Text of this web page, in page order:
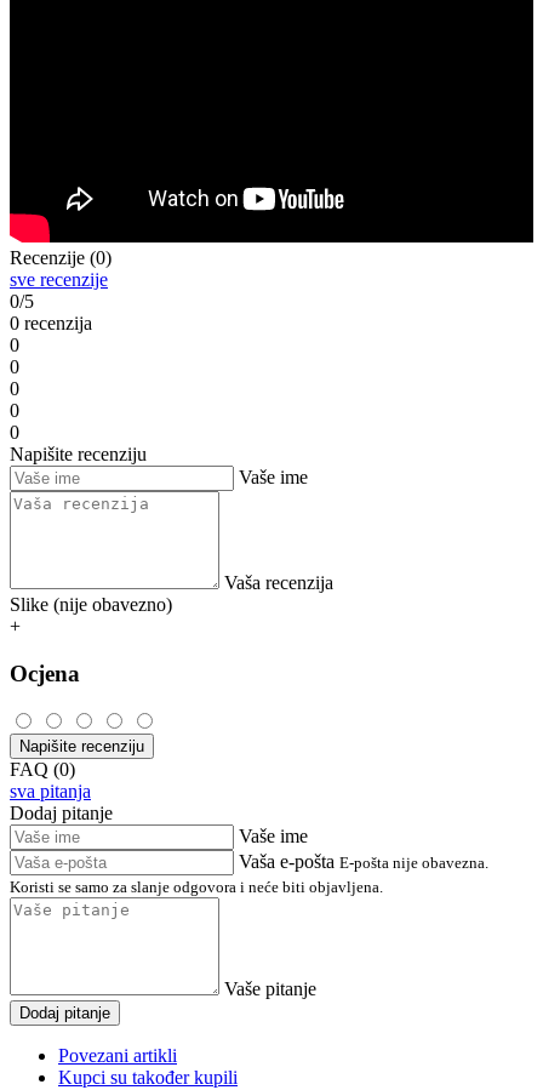
Recenzije (0)
sve recenzije
0/5
0 recenzija
0
0
0
0
0
Napišite recenziju
Vaše ime
Vaša recenzija
Slike (nije obavezno)
+
Ocjena
Napišite recenziju
FAQ (0)
sva pitanja
Dodaj pitanje
Vaše ime
Vaša e-pošta E-pošta nije obavezna.
Koristi se samo za slanje odgovora i neće biti objavljena.
Vaše pitanje
Dodaj pitanje
Povezani artikli
Kupci su također kupili